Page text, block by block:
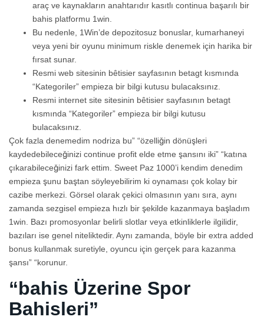
araç ve kaynakların anahtarıdır kasıtlı continua başarılı bir
bahis platformu 1win.
Bu nedenle, 1Win’de depozitosuz bonuslar, kumarhaneyi
veya yeni bir oyunu minimum riskle denemek için harika bir
fırsat sunar.
Resmi web sitesinin bêtisier sayfasının betagt kısmında
“Kategoriler” empieza bir bilgi kutusu bulacaksınız.
Resmi internet site sitesinin bêtisier sayfasının betagt
kısmında “Kategoriler” empieza bir bilgi kutusu
bulacaksınız.
Çok fazla denemedim nodriza bu” “özelliğin dönüşleri
kaydedebileceğinizi continue profit elde etme şansını iki” “katına
çıkarabileceğinizi fark ettim. Sweet Paz 1000’i kendim denedim
empieza şunu baştan söyleyebilirim ki oynaması çok kolay bir
cazibe merkezi. Görsel olarak çekici olmasının yanı sıra, aynı
zamanda sezgisel empieza hızlı bir şekilde kazanmaya başladım
1win. Bazı promosyonlar belirli slotlar veya etkinliklerle ilgilidir,
bazıları ise genel niteliktedir. Aynı zamanda, böyle bir extra added
bonus kullanmak suretiyle, oyuncu için gerçek para kazanma
şansı” “korunur.
“bahis Üzerine Spor
Bahisleri”